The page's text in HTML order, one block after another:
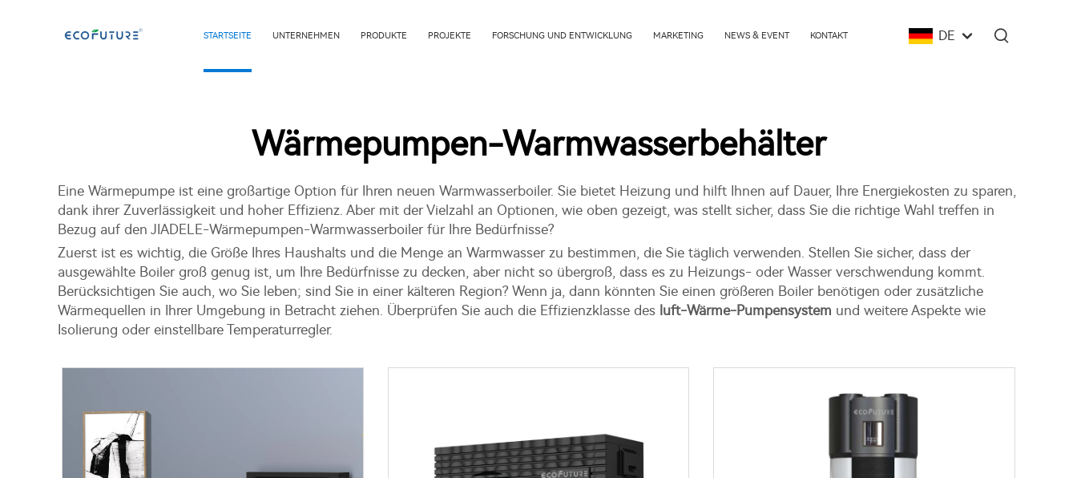
STARTSEITE UNTERNEHMEN PRODUKTE PROJEKTE FORSCHUNG UND ENTWICKLUNG MARKETING NEWS & EVENT KONTAKT DE
Wärmepumpen-Warmwasserbehälter
Eine Wärmepumpe ist eine großartige Option für Ihren neuen Warmwasserboiler. Sie bietet Heizung und hilft Ihnen auf Dauer, Ihre Energiekosten zu sparen,
dank ihrer Zuverlässigkeit und hoher Effizienz. Aber mit der Vielzahl an Optionen, wie oben gezeigt, was stellt sicher, dass Sie die richtige Wahl treffen in
Bezug auf den JIADELE-Wärmepumpen-Warmwasserboiler für Ihre Bedürfnisse?
Zuerst ist es wichtig, die Größe Ihres Haushalts und die Menge an Warmwasser zu bestimmen, die Sie täglich verwenden. Stellen Sie sicher, dass der
ausgewählte Boiler groß genug ist, um Ihre Bedürfnisse zu decken, aber nicht so übergroß, dass es zu Heizungs- oder Wasser verschwendung kommt.
Berücksichtigen Sie auch, wo Sie leben; sind Sie in einer kälteren Region? Wenn ja, dann könnten Sie einen größeren Boiler benötigen oder zusätzliche
Wärmequellen in Ihrer Umgebung in Betracht ziehen. Überprüfen Sie auch die Effizienzklasse des luft-Wärme-Pumpensystem und weitere Aspekte wie
Isolierung oder einstellbare Temperaturregler.